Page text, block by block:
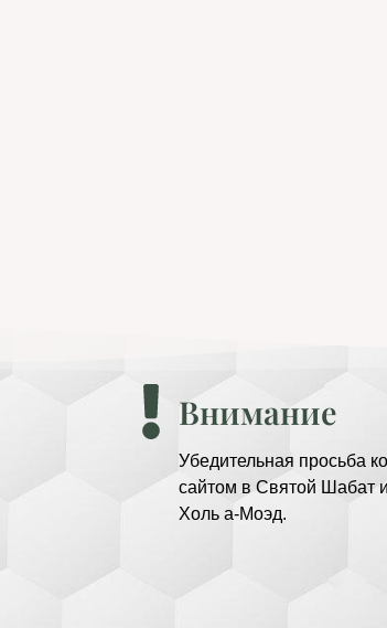
Внимание
Убедительная просьба
сайтом в Святой Шабат
Холь а-Моэд.